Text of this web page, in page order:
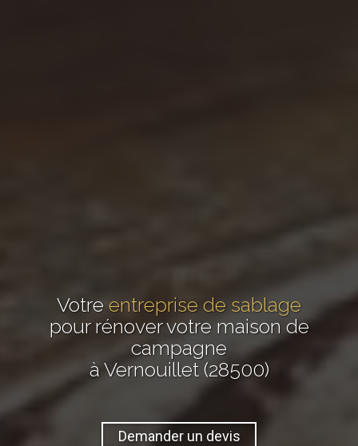
Votre entreprise de sablage
pour rénover votre maison de
campagne
à Vernouillet (28500)
Demander un devis